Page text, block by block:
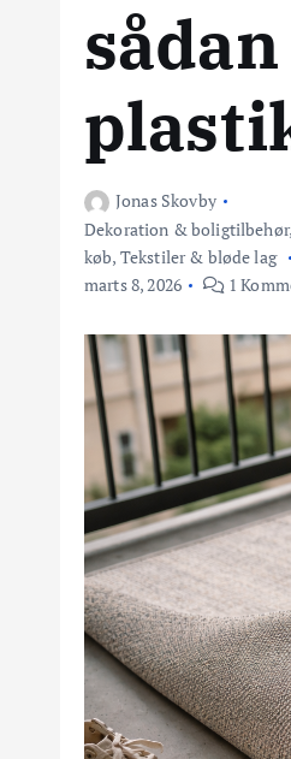
Jonas Skovby
Dekoration & boligtilbehør
køb, Tekstiler & bløde lag
marts 8, 2026
1